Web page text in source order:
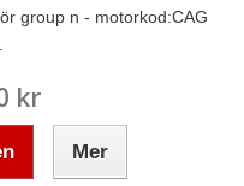
group n - motorkod:CAG
kr
Mer